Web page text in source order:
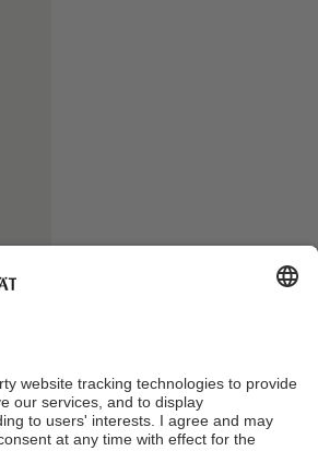
der Sie teilnehmen
noch nicht geschehen!